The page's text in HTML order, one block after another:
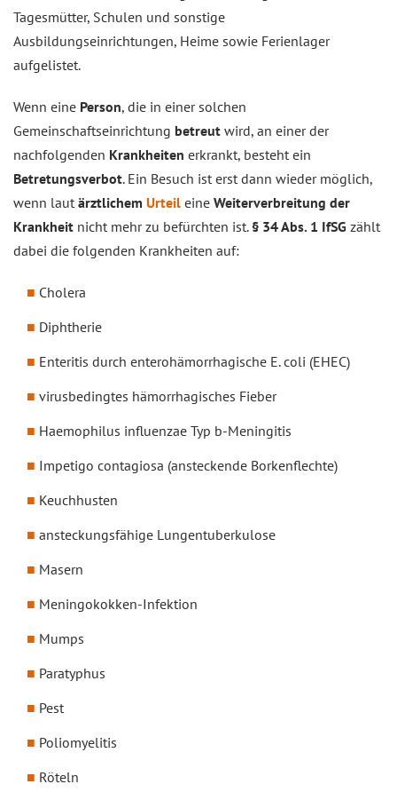
Tagesmütter, Schulen und sonstige
Ausbildungseinrichtungen, Heime sowie Ferienlager
aufgelistet.
Wenn eine Person, die in einer solchen
Gemeinschaftseinrichtung betreut wird, an einer der
nachfolgenden Krankheiten erkrankt, besteht ein
Betretungsverbot. Ein Besuch ist erst dann wieder möglich,
wenn laut ärztlichem Urteil eine Weiterverbreitung der
Krankheit nicht mehr zu befürchten ist.§ 34 Abs. 1 IfSG zählt
dabei die folgenden Krankheiten auf:
Cholera
Diphtherie
Enteritis durch enterohämorrhagische E. coli (EHEC)
virusbedingtes hämorrhagisches Fieber
Haemophilus influenzae Typ b-Meningitis
Impetigo contagiosa (ansteckende Borkenflechte)
Keuchhusten
ansteckungsfähige Lungentuberkulose
Masern
Meningokokken-Infektion
Mumps
Paratyphus
Pest
Poliomyelitis
Röteln